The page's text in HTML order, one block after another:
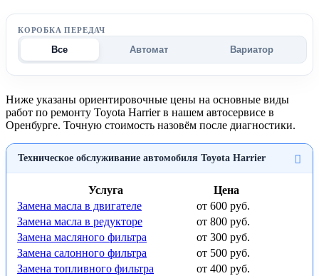
КОРОБКА ПЕРЕДАЧ
Все Автомат Вариатор
Ниже указаны ориентировочные цены на основные виды
работ по ремонту Toyota Harrier в нашем автосервисе в
Оренбурге. Точную стоимость назовём после диагностики.
Техническое обслуживание автомобиля Toyota Harrier
Услуга
Цена
Замена масла в двигателе
от 600 руб.
Замена масла в редукторе
от 800 руб.
Замена масляного фильтра
от 300 руб.
Замена салонного фильтра
от 500 руб.
Замена топливного фильтра
от 400 руб.